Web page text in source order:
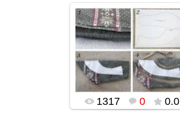
02.02.2016
popularsge
1317 0 0.0